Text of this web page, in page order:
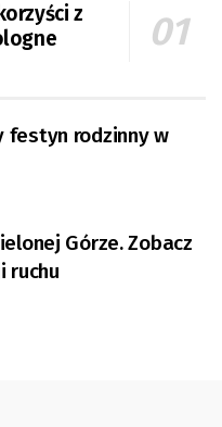
z
festyn rodzinny w
Górze. Zobacz
ruchu